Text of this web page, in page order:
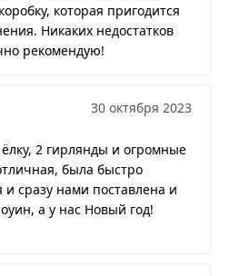
которая пригодится
Никаких недостатков
рекомендую!
30 октября 2023
2 гирлянды и огромные
была быстро
и сразу нами поставлена и
а у нас Новый год!